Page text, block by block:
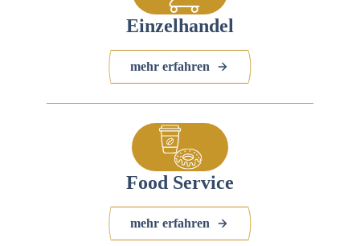
Einzelhandel
mehr erfahren
Food Service
mehr erfahren